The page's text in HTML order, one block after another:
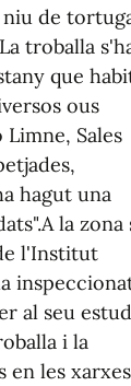
niu de
troballa
que
ous
Sales
hagut una
la zona
l'Institut
al seu
i la
les